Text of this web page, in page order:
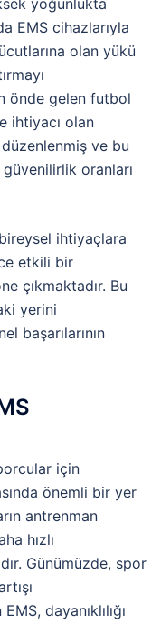
yoğunlukta
EMS cihazlarıyla
olan yükü
önde gelen futbol
ihtiyacı olan
ve bu
oranları
ihtiyaçlara
etkili bir
çıkmaktadır. Bu
yerini
başarılarının
için
önemli bir yer
antrenman
hızlı
Günümüzde, spor
dayanıklılığı